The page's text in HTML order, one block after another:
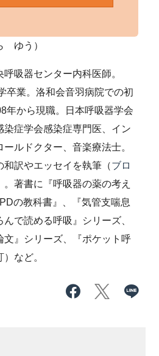
ゆう）
吸器センター内科医師。
卒業。洛和会音羽病院での初
年から現職。日本呼吸器学会
染症学会感染症専門医、イン
ルドクター、音楽療法士。
和訳やエッセイを執筆（ブロ
。著書に『呼吸器の薬の考え
の教科書』、『気管支喘息
で読める呼吸』シリーズ、
文』シリーズ、『ポケット呼
など。